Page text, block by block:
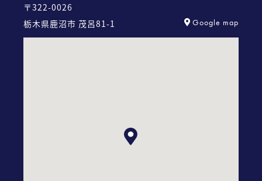
〒322-0026
栃木県鹿沼市 茂呂81-1
Google map